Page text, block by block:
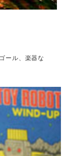
ール、楽器な